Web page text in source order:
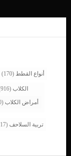
أنواع القطط (170)
الكلاب (916)
أمراض الكلاب (710)
تربية السلاحف (17)